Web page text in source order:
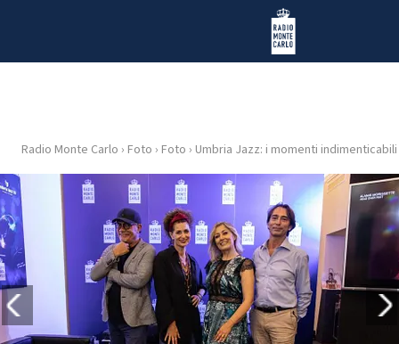
Radio Monte Carlo
HOME
RADIO
WEB
RADIO
PLAYLIST
Radio Monte Carlo › Foto › Foto › Umbria Jazz: i momenti indimenticabili